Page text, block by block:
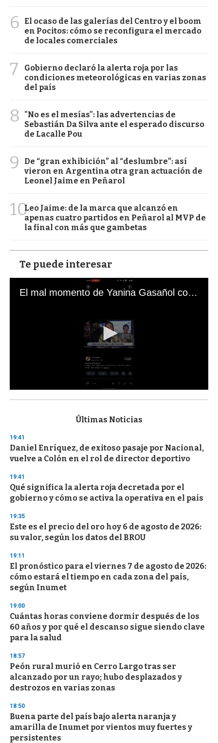
6
El ocaso de las galerías del Centro y el boom
en Pocitos: cómo se reconfigura el mercado
de locales comerciales
7
Gobierno declaró la alerta roja por las
condiciones meteorológicas en varias zonas
del país
8
"No es el mesías": las advertencias de
Sebastián Da Silva ante el esperado discurso
de Lacalle Pou
9
De “gran exhibición” al “deslumbre”: así
vieron en Argentina otra gran actuación de
Leonel Jaime en Peñarol
10Leo Jaime: de la marca que alcanzó en
apenas cuatro partidos en Peñarol al MVP de
la final con más que gambetas
Te puede interesar
El mal momento de Yanina Gasañol con un hincha argentino en "Subrayado"
s
d
s
o
f
3
s
c
n
d
Últimas Noticias
19:41
Daniel Enríquez, de exitoso pasaje por Nacional,
vuelve a Colón en el rol de director deportivo
19:41
Qué significa la alerta roja decretada por el
gobierno y cómo se activa la operativa en el país
19:35
Este es el precio del oro hoy 6 de agosto de 2026:
su valor, según los datos del BROU
19:11
El pronóstico para el viernes 7 de agosto de 2026:
cómo estará el tiempo en cada zona del país,
según Inumet
19:00
Cuántas horas conviene dormir después de los
60 años y por qué el descanso sigue siendo clave
para la salud
18:57
Peón rural murió en Cerro Largo tras ser
alcanzado por un rayo; hubo desplazados y
destrozos en varias zonas
18:50
Buena parte del país bajo alerta naranja y
amarilla de Inumet por vientos muy fuertes y
persistentes